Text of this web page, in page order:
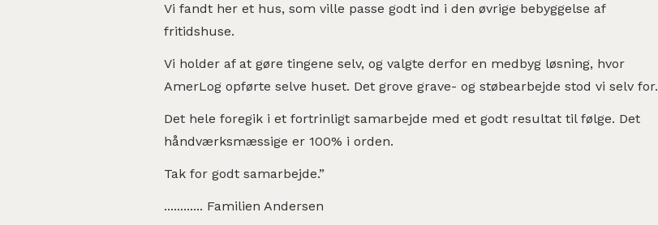
Vi fandt her et hus, som ville passe godt ind i den øvrige bebyggelse af
fritidshuse.
Vi holder af at gøre tingene selv, og valgte derfor en medbyg løsning, hvor
AmerLog opførte selve huset. Det grove grave- og støbearbejde stod vi selv for.
Det hele foregik i et fortrinligt samarbejde med et godt resultat til følge. Det
håndværksmæssige er 100% i orden.
Tak for godt samarbejde.”
............ Familien Andersen